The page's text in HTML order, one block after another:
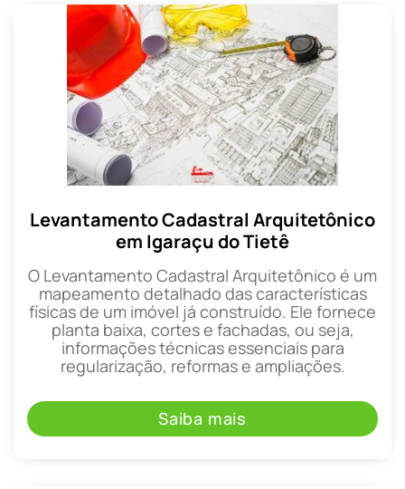
Levantamento Cadastral Arquitetônico
em Igaraçu do Tietê
O Levantamento Cadastral Arquitetônico é um
mapeamento detalhado das características
físicas de um imóvel já construído. Ele fornece
planta baixa, cortes e fachadas, ou seja,
informações técnicas essenciais para
regularização, reformas e ampliações.
Saiba mais